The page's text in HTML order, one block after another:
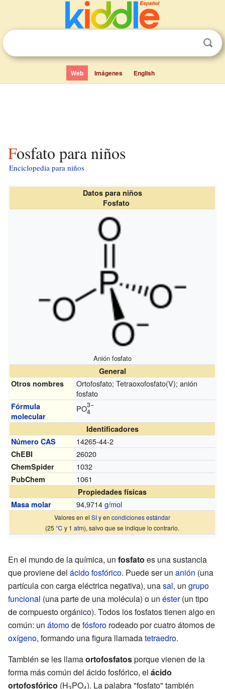
Web Imágenes English
Fosfato para niños
Enciclopedia para niños
Datos para niños
Fosfato
Anión fosfato
General
Otros nombres
Ortofosfato; Tetraoxofosfato(V); anión
fosfato
Fórmula
molecular
PO3−
4
Identificadores
Número CAS
14265-44-2
ChEBI 26020
ChemSpider 1032
PubChem 1061
Propiedades físicas
Masa molar
94,9714g/mol
Valores en elSIy encondiciones estándar
(25℃ y 1atm), salvo que se indique lo contrario.
En el mundo de la química, un fosfato es una sustancia
que proviene del ácido fosfórico. Puede ser un anión (una
partícula con carga eléctrica negativa), unasal, un grupo
funcional (una parte de una molécula) o un éster(un tipo
de compuesto orgánico). Todos los fosfatos tienen algo en
común: un átomodefósforo rodeado por cuatro átomos de
oxígeno, formando una figura llamadatetraedro.
También se les llamaortofosfatosporque vienen de la
forma más común del ácido fosfórico, el ácido
ortofosfórico (H PO ). La palabra "fosfato" también